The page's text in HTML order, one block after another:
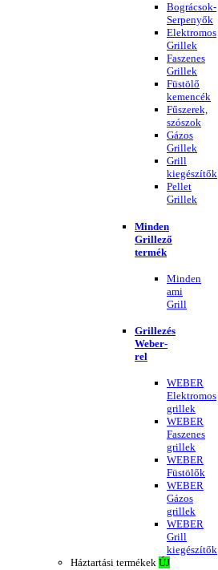
Bográcsok-
Serpenyők
Elektromos
Grillek
Faszenes
Grillek
Füstölő
kemencék
Fűszerek,
szószok
Gázos
Grillek
Grill
kiegészítők
Pellet
Grillek
Minden
Grillező
termék
Minden
ami
Grill
Grillezés
Weber-
rel
WEBER
Elektromos
grillek
WEBER
Faszenes
grillek
WEBER
Füstölők
WEBER
Gázos
grillek
WEBER
Grill
kiegészítők
Háztartási termékek ÚJ